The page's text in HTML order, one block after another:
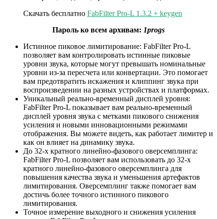
Скачать бесплатно FabFilter Pro-L 1.3.2 + keygen
Пароль ко всем архивам: 1progs
Истинное пиковое лимитирование: FabFilter Pro-L
позволяет вам контролировать истинные пиковые
уровни звука, которые могут превышать номинальные
уровни из-за пересчета или конвертации. Это помогает
вам предотвратить искажения и клиппинг звука при
воспроизведении на разных устройствах и платформах.
Уникальный реально-временный дисплей уровня:
FabFilter Pro-L показывает вам реально-временный
дисплей уровня звука с метками пикового снижения
усиления и новыми инновационными режимами
отображения. Вы можете видеть, как работает лимитер и
как он влияет на динамику звука.
До 32-х кратного линейно-фазового оверсемплинга:
FabFilter Pro-L позволяет вам использовать до 32-х
кратного линейно-фазового оверсемплинга для
повышения качества звука и уменьшения артефактов
лимитирования. Оверсемплинг также помогает вам
достичь более точного истинного пикового
лимитирования.
Точное измерение выходного и снижения усиления